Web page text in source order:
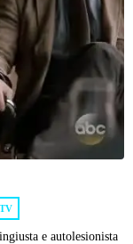
e autolesionista